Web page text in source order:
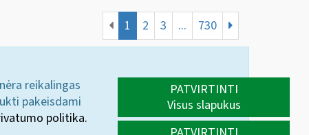
1 2 3 ... 730
reikalingas
pakeisdami
politika.
PATVIRTINTI
Visus slapukus